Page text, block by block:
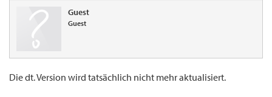
Guest
Guest
Die dt. Version wird tatsächlich nicht mehr aktualisiert.